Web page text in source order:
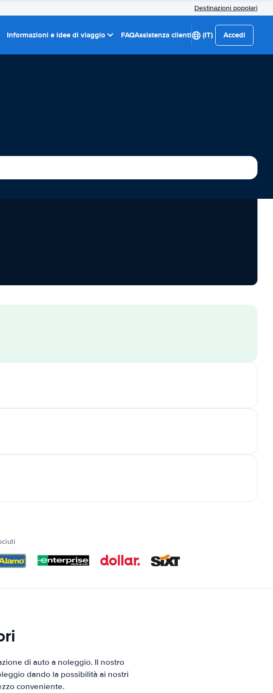
Destinazioni popolari
Informazioni e idee di viaggio FAQAssistenza clienti (IT) Accedi
di auto a noleggio. Il nostro
dando la possibilità ai nostri
conveniente.